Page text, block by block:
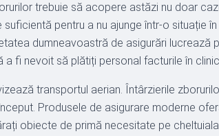
trebuie să acopere astăzi nu doar
pentru a nu ajunge într-o situație
dumneavoastră de asigurări
a fi nevoit să plătiți personal facturile în
transportul aerian. Întârzierile
Produsele de asigurare moderne
obiecte de primă necesitate pe